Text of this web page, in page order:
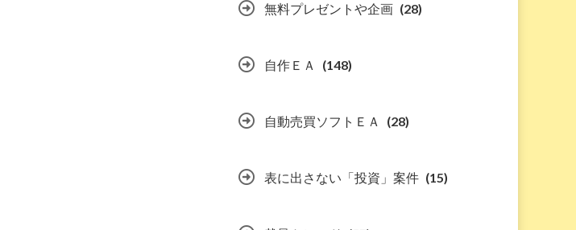
無料プレゼントや企画 (28)
自作ＥＡ (148)
自動売買ソフトＥＡ (28)
表に出さない「投資」案件 (15)